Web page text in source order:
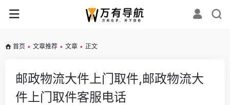
首页 • 文章推荐 • 文章 • 正文
邮政物流大件上门取件,邮政物流大
件上门取件客服电话